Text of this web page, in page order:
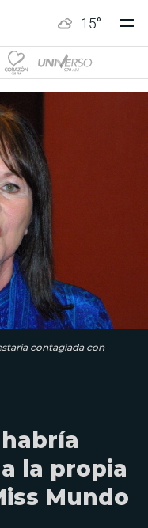
15°
contagiada con
habría
la propia
Mundo